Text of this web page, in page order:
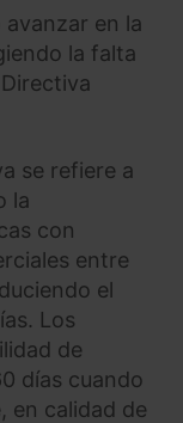
avanzar en la
la falta
se refiere a
la
con
entre
el
Los
de
días cuando
en calidad de